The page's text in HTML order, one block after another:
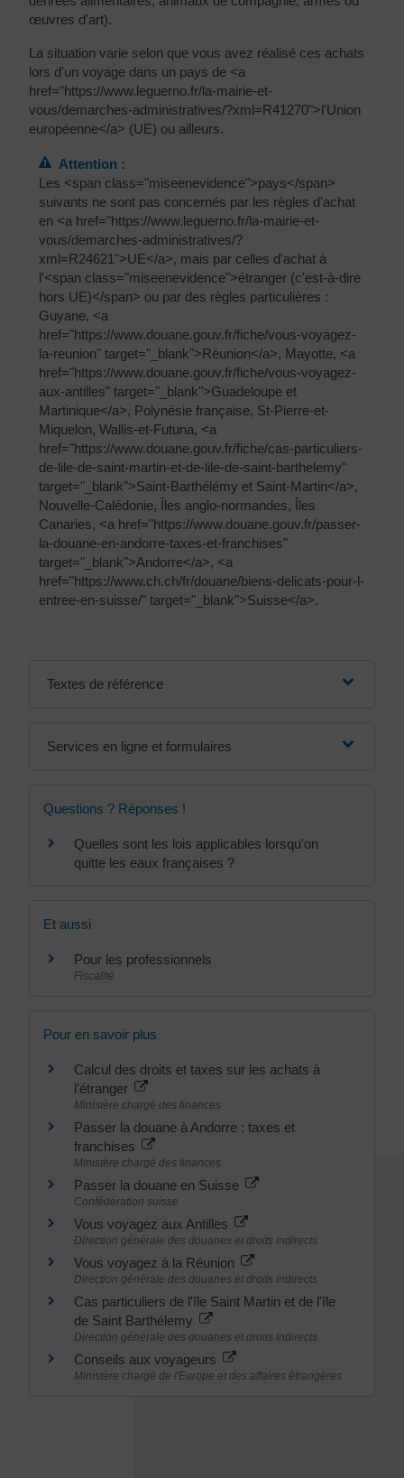
La situation varie selon que vous avez réalisé ces achats
lors d'un voyage dans un pays de <a
href="https://www.leguerno.fr/la-mairie-et-
vous/demarches-administratives/?xml=R41270">l'Union
européenne</a> (UE) ou ailleurs.
Attention :
Les <span class="miseenevidence">pays</span>
suivants ne sont pas concernés par les règles d'achat
en <a href="https://www.leguerno.fr/la-mairie-et-
vous/demarches-administratives/?
xml=R24621">UE</a>, mais par celles d'achat à
l'<span class="miseenevidence">étranger (c'est-à-dire
hors UE)</span> ou par des règles particulières :
Guyane, <a
href="https://www.douane.gouv.fr/fiche/vous-voyagez-
la-reunion" target="_blank">Réunion</a>, Mayotte, <a
href="https://www.douane.gouv.fr/fiche/vous-voyagez-
aux-antilles" target="_blank">Guadeloupe et
Martinique</a>, Polynésie française, St-Pierre-et-
Miquelon, Wallis-et-Futuna, <a
href="https://www.douane.gouv.fr/fiche/cas-particuliers-
de-lile-de-saint-martin-et-de-lile-de-saint-barthelemy"
target="_blank">Saint-Barthélémy et Saint-Martin</a>,
Nouvelle-Calédonie, Îles anglo-normandes, Îles
Canaries, <a href="https://www.douane.gouv.fr/passer-
la-douane-en-andorre-taxes-et-franchises"
target="_blank">Andorre</a>, <a
href="https://www.ch.ch/fr/douane/biens-delicats-pour-l-
entree-en-suisse/" target="_blank">Suisse</a>.
Textes de référence
Services en ligne et formulaires
Questions ? Réponses !
Quelles sont les lois applicables lorsqu'on
quitte les eaux françaises ?
Et aussi
Pour les professionnels
Fiscalité
Pour en savoir plus
Calcul des droits et taxes sur les achats à
l'étranger
Ministère chargé des finances
Passer la douane à Andorre : taxes et
franchises
Ministère chargé des finances
Passer la douane en Suisse
Confédération suisse
Vous voyagez aux Antilles
Direction générale des douanes et droits indirects
Vous voyagez à la Réunion
Direction générale des douanes et droits indirects
Cas particuliers de l'île Saint Martin et de l'île
de Saint Barthélemy
Direction générale des douanes et droits indirects
Conseils aux voyageurs
Ministère chargé de l'Europe et des affaires étrangères